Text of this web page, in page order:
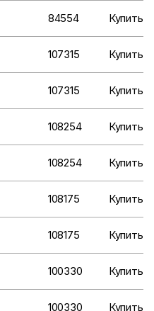
84554 Купить
107315 Купить
107315 Купить
108254 Купить
108254 Купить
108175 Купить
108175 Купить
100330 Купить
100330 Купить